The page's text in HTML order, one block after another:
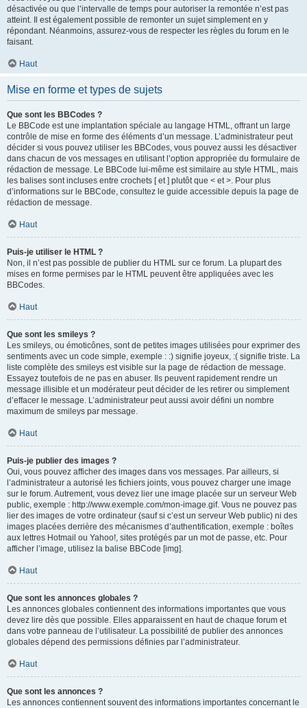
désactivée ou que l’intervalle de temps pour autoriser la remontée n’est pas
atteint. Il est également possible de remonter un sujet simplement en y
répondant. Néanmoins, assurez-vous de respecter les règles du forum en le
faisant.
Haut
Mise en forme et types de sujets
Que sont les BBCodes ?
Le BBCode est une implantation spéciale au langage HTML, offrant un large
contrôle de mise en forme des éléments d’un message. L’administrateur peut
décider si vous pouvez utiliser les BBCodes, vous pouvez aussi les désactiver
dans chacun de vos messages en utilisant l’option appropriée du formulaire de
rédaction de message. Le BBCode lui-même est similaire au style HTML, mais
les balises sont incluses entre crochets [ et ] plutôt que < et >. Pour plus
d’informations sur le BBCode, consultez le guide accessible depuis la page de
rédaction de message.
Haut
Puis-je utiliser le HTML ?
Non, il n’est pas possible de publier du HTML sur ce forum. La plupart des
mises en forme permises par le HTML peuvent être appliquées avec les
BBCodes.
Haut
Que sont les smileys ?
Les smileys, ou émoticônes, sont de petites images utilisées pour exprimer des
sentiments avec un code simple, exemple : :) signifie joyeux, :( signifie triste. La
liste complète des smileys est visible sur la page de rédaction de message.
Essayez toutefois de ne pas en abuser. Ils peuvent rapidement rendre un
message illisible et un modérateur peut décider de les retirer ou simplement
d’effacer le message. L’administrateur peut aussi avoir défini un nombre
maximum de smileys par message.
Haut
Puis-je publier des images ?
Oui, vous pouvez afficher des images dans vos messages. Par ailleurs, si
l’administrateur a autorisé les fichiers joints, vous pouvez charger une image
sur le forum. Autrement, vous devez lier une image placée sur un serveur Web
public, exemple : http://www.exemple.com/mon-image.gif. Vous ne pouvez pas
lier des images de votre ordinateur (sauf si c’est un serveur Web public) ni des
images placées derrière des mécanismes d’authentification, exemple : boîtes
aux lettres Hotmail ou Yahoo!, sites protégés par un mot de passe, etc. Pour
afficher l’image, utilisez la balise BBCode [img].
Haut
Que sont les annonces globales ?
Les annonces globales contiennent des informations importantes que vous
devez lire dès que possible. Elles apparaissent en haut de chaque forum et
dans votre panneau de l’utilisateur. La possibilité de publier des annonces
globales dépend des permissions définies par l’administrateur.
Haut
Que sont les annonces ?
Les annonces contiennent souvent des informations importantes concernant le